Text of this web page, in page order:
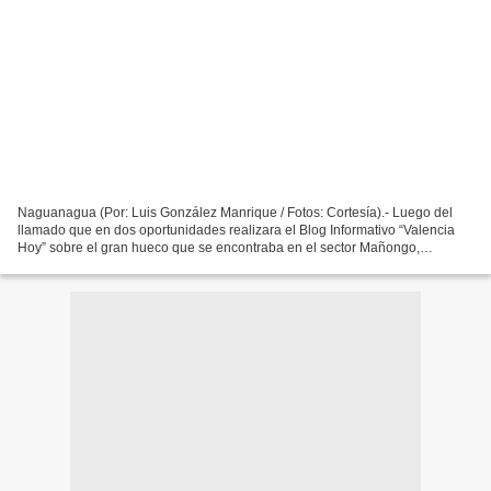
Naguanagua (Por: Luis González Manrique / Fotos: Cortesía).- Luego del
llamado que en dos oportunidades realizara el Blog Informativo “Valencia
Hoy” sobre el gran hueco que se encontraba en el sector Mañongo,